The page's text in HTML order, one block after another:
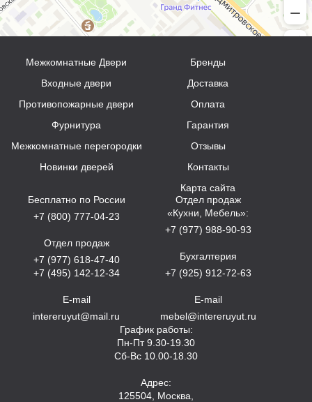
Межкомнатные Двери
Входные двери
Противопожарные двери
Фурнитура
Межкомнатные перегородки
Новинки дверей
Бренды
Доставка
Оплата
Гарантия
Отзывы
Контакты
Карта сайта
Бесплатно по России
+7 (800) 777-04-23
Отдел продаж
+7 (977) 618-47-40
+7 (495) 142-12-34
E-mail
intereruyut@mail.ru
Отдел продаж
«Кухни, Мебель»:
+7 (977) 988-90-93
Бухгалтерия
+7 (925) 912-72-63
E-mail
mebel@intereruyut.ru
График работы:
Пн-Пт 9.30-19.30
Сб-Вс 10.00-18.30
Адрес:
125504, Москва,